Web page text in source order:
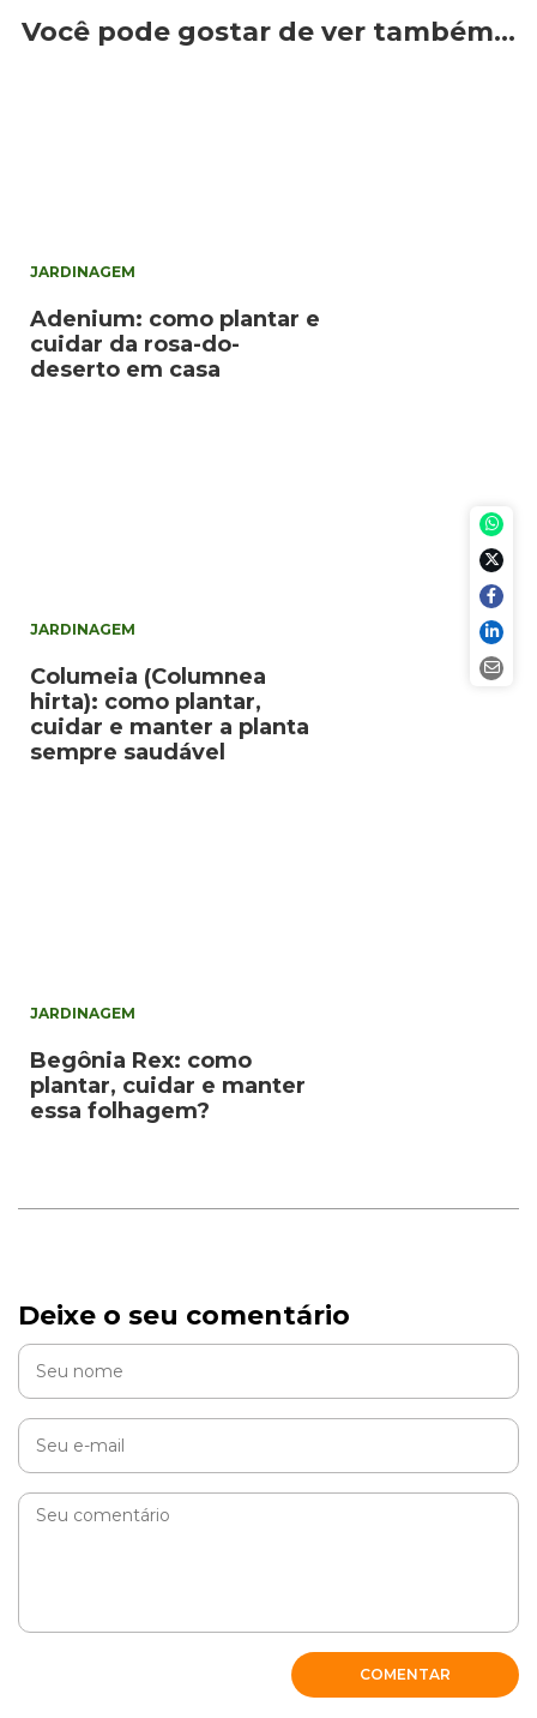
Você pode gostar de ver também…
JARDINAGEM
Adenium: como plantar e
cuidar da rosa-do-
deserto em casa
JARDINAGEM
Columeia (Columnea
hirta): como plantar,
cuidar e manter a planta
sempre saudável
JARDINAGEM
Begônia Rex: como
plantar, cuidar e manter
essa folhagem?
Deixe o seu comentário
COMENTAR